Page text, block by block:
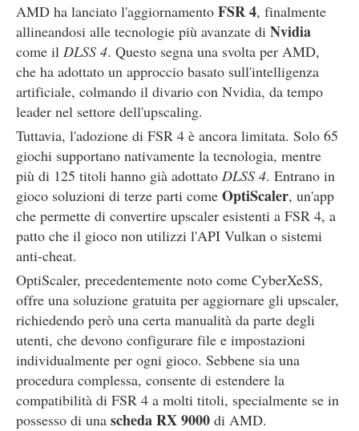
AMD ha lanciato l'aggiornamento FSR 4, finalmente
allineandosi alle tecnologie più avanzate di Nvidia
come il DLSS 4. Questo segna una svolta per AMD,
che ha adottato un approccio basato sull'intelligenza
artificiale, colmando il divario con Nvidia, da tempo
leader nel settore dell'upscaling.
Tuttavia, l'adozione di FSR 4 è ancora limitata. Solo 65
giochi supportano nativamente la tecnologia, mentre
più di 125 titoli hanno già adottato DLSS 4. Entrano in
gioco soluzioni di terze parti come OptiScaler, un'app
che permette di convertire upscaler esistenti a FSR 4, a
patto che il gioco non utilizzi l'API Vulkan o sistemi
anti-cheat.
OptiScaler, precedentemente noto come CyberXeSS,
offre una soluzione gratuita per aggiornare gli upscaler,
richiedendo però una certa manualità da parte degli
utenti, che devono configurare file e impostazioni
individualmente per ogni gioco. Sebbene sia una
procedura complessa, consente di estendere la
compatibilità di FSR 4 a molti titoli, specialmente se in
possesso di una scheda RX 9000 di AMD.